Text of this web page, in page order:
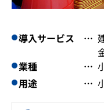
導入サービス
業種
用途